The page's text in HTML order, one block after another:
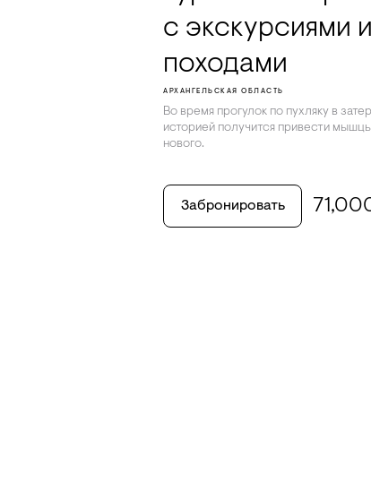
с экскурсиями
походами
АРХАНГЕЛЬСКАЯ ОБЛАСТЬ
Во время прогулок по пухляку в
историей получится привести
нового.
Забронировать